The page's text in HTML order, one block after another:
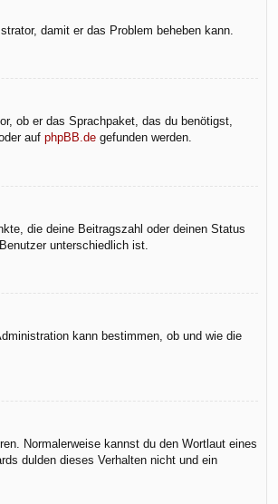
damit er das Problem beheben kann.
ob er das Sprachpaket, das du benötigst,
auf phpBB.de gefunden werden.
die deine Beitragszahl oder deinen Status
unterschiedlich ist.
kann bestimmen, ob und wie die
Normalerweise kannst du den Wortlaut eines
dulden dieses Verhalten nicht und ein